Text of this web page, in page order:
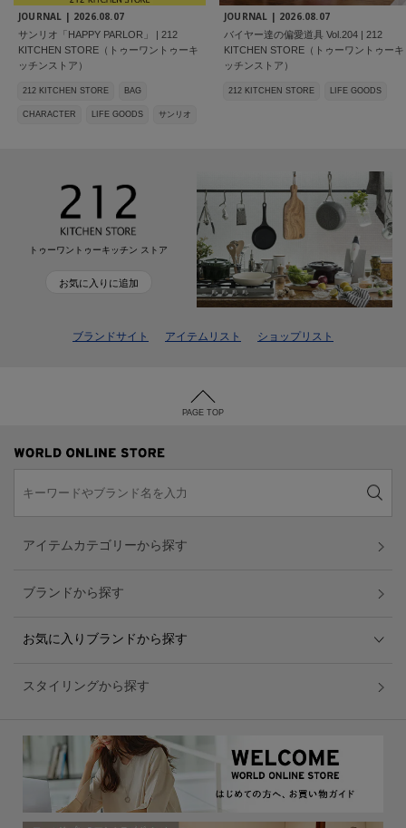
JOURNAL | 2026.08.07
サンリオ「HAPPY PARLOR」 | 212
KITCHEN STORE（トゥーワントゥーキ
ッチンストア）
212 KITCHEN STORE BAG
CHARACTER LIFE GOODS サンリオ
JOURNAL | 2026.08.07
バイヤー達の偏愛道具 Vol.204 | 212
KITCHEN STORE（トゥーワントゥーキ
ッチンストア）
212 KITCHEN STORE LIFE GOODS
トゥーワントゥーキッチン ストア
お気に入りに追加
ブランドサイト アイテムリスト ショップリスト
PAGE TOP
アイテムカテゴリーから探す
ブランドから探す
お気に入りブランドから探す
スタイリングから探す